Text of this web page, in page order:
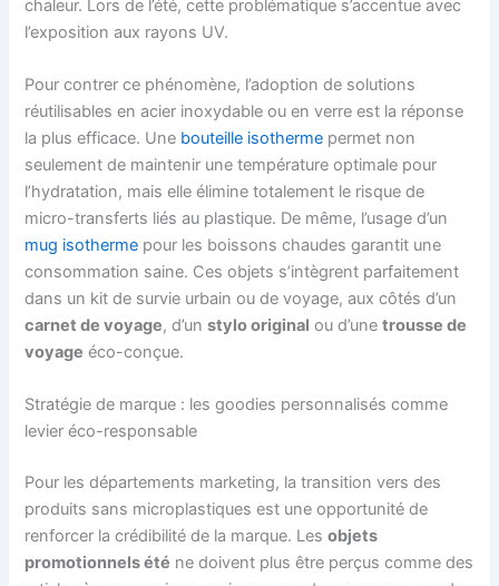
chaleur. Lors de l’été, cette problématique s’accentue avec
l’exposition aux rayons UV.
Pour contrer ce phénomène, l’adoption de solutions
réutilisables en acier inoxydable ou en verre est la réponse
la plus efficace. Une bouteille isotherme permet non
seulement de maintenir une température optimale pour
l’hydratation, mais elle élimine totalement le risque de
micro-transferts liés au plastique. De même, l’usage d’un
mug isotherme pour les boissons chaudes garantit une
consommation saine. Ces objets s’intègrent parfaitement
dans un kit de survie urbain ou de voyage, aux côtés d’un
carnet de voyage, d’unstylo original ou d’unetrousse de
voyage éco-conçue.
Stratégie de marque : les goodies personnalisés comme
levier éco-responsable
Pour les départements marketing, la transition vers des
produits sans microplastiques est une opportunité de
renforcer la crédibilité de la marque. Lesobjets
promotionnels été ne doivent plus être perçus comme des